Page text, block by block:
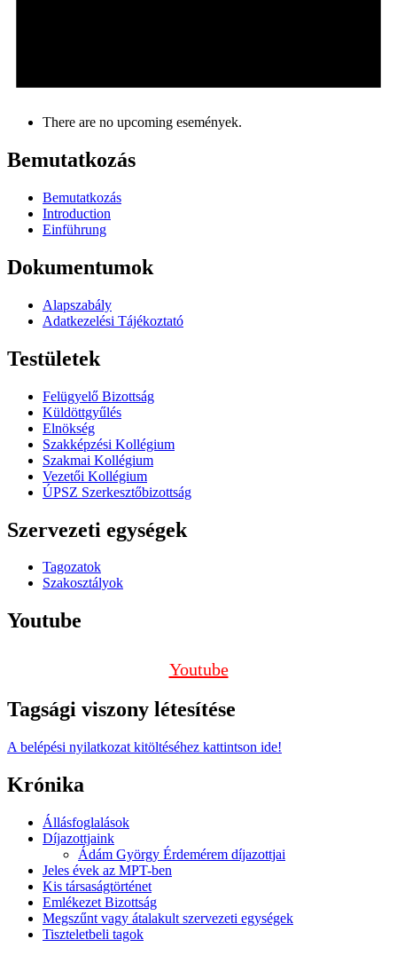
There are no upcoming események.
Bemutatkozás
Bemutatkozás
Introduction
Einführung
Dokumentumok
Alapszabály
Adatkezelési Tájékoztató
Testületek
Felügyelő Bizottság
Küldöttgyűlés
Elnökség
Szakképzési Kollégium
Szakmai Kollégium
Vezetői Kollégium
ÚPSZ Szerkesztőbizottság
Szervezeti egységek
Tagozatok
Szakosztályok
Youtube
Youtube
Tagsági viszony létesítése
A belépési nyilatkozat kitöltéséhez kattintson ide!
Krónika
Állásfoglalások
Díjazottjaink
Ádám György Érdemérem díjazottjai
Jeles évek az MPT-ben
Kis társaságtörténet
Emlékezet Bizottság
Megszűnt vagy átalakult szervezeti egységek
Tiszteletbeli tagok